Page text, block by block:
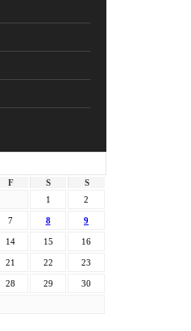
F S
S
1
2
7 8 9
14 15 16
21 22 23
28 29 30